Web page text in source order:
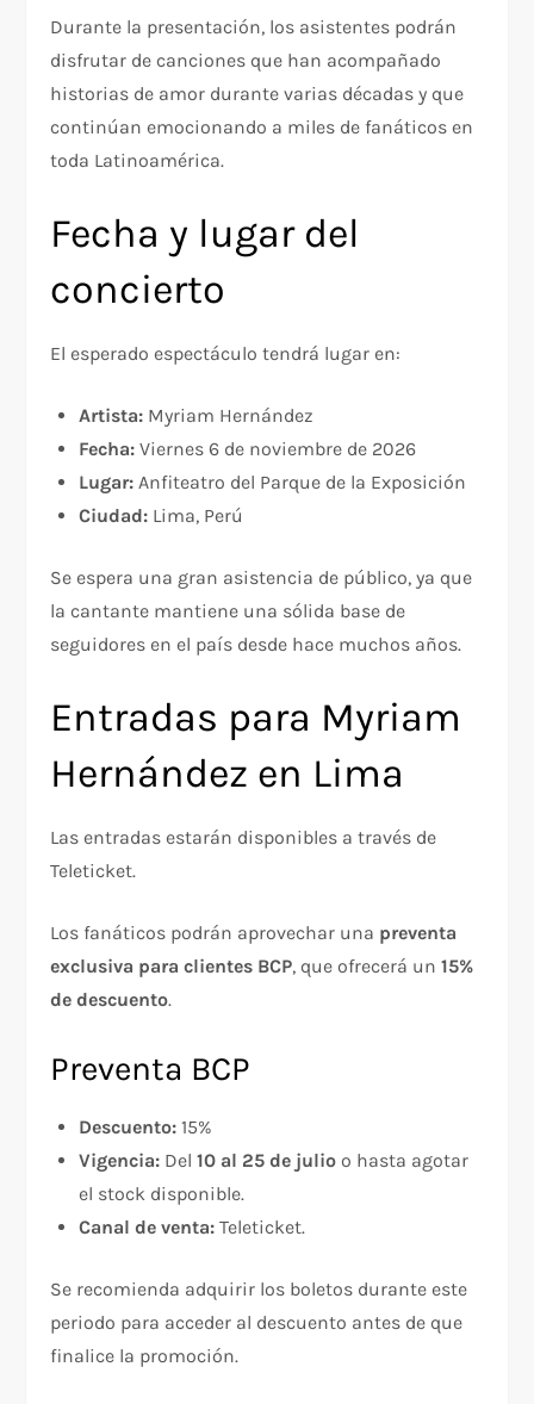
Durante la presentación, los asistentes podrán
disfrutar de canciones que han acompañado
historias de amor durante varias décadas y que
continúan emocionando a miles de fanáticos en
toda Latinoamérica.
Fecha y lugar del
concierto
El esperado espectáculo tendrá lugar en:
Artista: Myriam Hernández
Fecha: Viernes 6 de noviembre de 2026
Lugar: Anfiteatro del Parque de la Exposición
Ciudad: Lima, Perú
Se espera una gran asistencia de público, ya que
la cantante mantiene una sólida base de
seguidores en el país desde hace muchos años.
Entradas para Myriam
Hernández en Lima
Las entradas estarán disponibles a través de
Teleticket.
Los fanáticos podrán aprovechar una preventa
exclusiva para clientes BCP, que ofrecerá un15%
de descuento.
Preventa BCP
Descuento: 15%
Vigencia: Del10 al 25 de julio o hasta agotar
el stock disponible.
Canal de venta: Teleticket.
Se recomienda adquirir los boletos durante este
periodo para acceder al descuento antes de que
finalice la promoción.